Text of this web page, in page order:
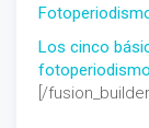
Los cinco
fotoperiodismo
[/